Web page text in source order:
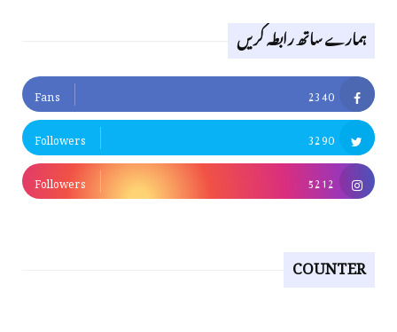
ہمارے ساتھ رابطہ کریں
2340
Fans
3290
Followers
5212
Followers
COUNTER